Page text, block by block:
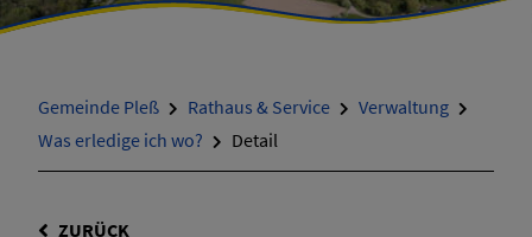
Gemeinde Pleß Rathaus & Service
Verwaltung
Was erledige ich wo?
Detail
ZURÜCK